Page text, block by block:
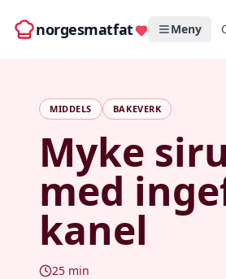
norgesmatfat Meny
MIDDELS BAKEVERK
Myke
med
kanel
25 min